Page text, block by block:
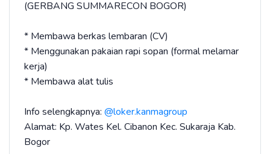
(GERBANG SUMMARECON BOGOR)
* Membawa berkas lembaran (CV)
* Menggunakan pakaian rapi sopan (formal melamar
kerja)
* Membawa alat tulis
Info selengkapnya: @loker.kanmagroup
Alamat: Kp. Wates Kel. Cibanon Kec. Sukaraja Kab.
Bogor